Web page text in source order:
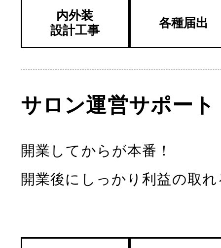
内外装
設計工事
各種届出
サロン運営サポート
開業してからが本番！
開業後にしっかり利益の取